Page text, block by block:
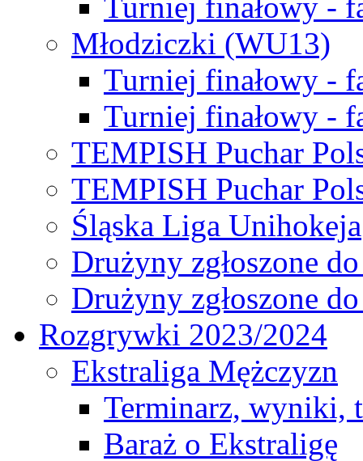
Młodziczki (WU13)
Turniej finałowy -
Turniej finałowy -
TEMPISH Puchar
TEMPISH Puchar
Śląska Liga Unihokeja
Drużyny zgłoszone
Drużyny zgłoszone
Rozgrywki 2023/2024
Ekstraliga Mężczyzn
Terminarz, wyniki,
Baraż o Ekstraligę